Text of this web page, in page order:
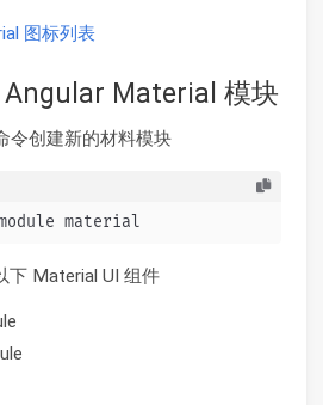
图标列表
Angular Material 模块
令创建新的材料模块
material
下 Material UI 组件